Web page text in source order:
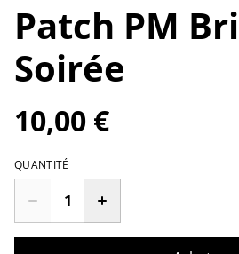
Patch PM
Soirée
10,00 €
QUANTITÉ